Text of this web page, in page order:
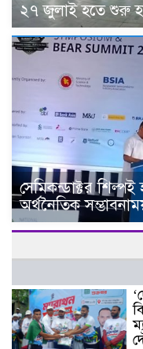
২৭ জুলাই হতে শুরু
সেমিকন্ডাক্টর
অর্থনৈতিক